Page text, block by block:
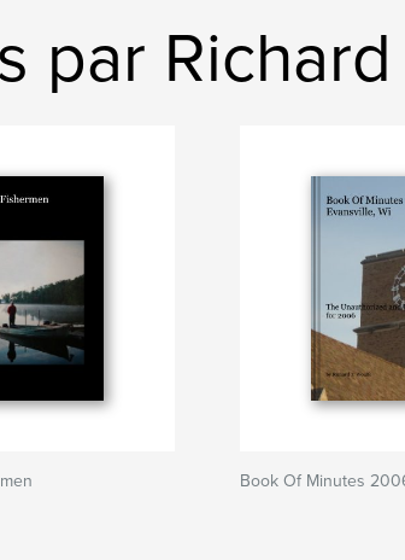
par
Book Of Minutes